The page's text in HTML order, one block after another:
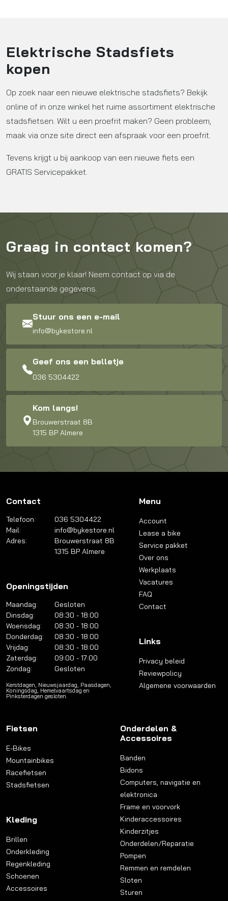
Elektrische Stadsfiets
kopen
Op zoek naar een nieuwe elektrische stadsfiets? Bekijk
online of in onze winkel het ruime assortiment elektrische
stadsfietsen. Wilt u een proefrit maken? Geen probleem,
maak via onze site direct een afspraak voor een proefrit.
Tevens krijgt u bij aankoop van een nieuwe fiets een
GRATIS Servicepakket.
Graag in contact komen?
Wij staan voor je klaar! Neem contact op via de
onderstaande gegevens.
Stuur ons een e-mail
info@bykestore.nl
Geef ons een belletje
036 5304422
Kom langs!
Brouwerstraat 8B
1315 BP Almere
Contact
Telefoon:
036 5304422
Mail:
info@bykestore.nl
Adres:
Brouwerstraat 8B
1315 BP Almere
Openingstijden
Maandag:
Gesloten
Dinsdag:
08:30 - 18:00
Woensdag:
08:30 - 18:00
Donderdag:
08:30 - 18:00
Vrijdag:
08:30 - 18:00
Zaterdag:
09:00 - 17:00
Zondag:
Gesloten
Kerstdagen, Nieuwsjaardag, Paasdagen,
Koningsdag, Hemelvaartsdag en
Pinksterdagen gesloten.
Menu
Account
Lease a bike
Service pakket
Over ons
Werkplaats
Vacatures
FAQ
Contact
Links
Privacy beleid
Reviewpolicy
Algemene voorwaarden
Fietsen
E-Bikes
Mountainbikes
Racefietsen
Stadsfietsen
Kleding
Brillen
Onderkleding
Regenkleding
Schoenen
Accessoires
Onderdelen &
Accessoires
Banden
Bidons
Computers, navigatie en
elektronica
Frame en voorvork
Kinderaccessoires
Kinderzitjes
Onderdelen/Reparatie
Pompen
Remmen en remdelen
Sloten
Sturen